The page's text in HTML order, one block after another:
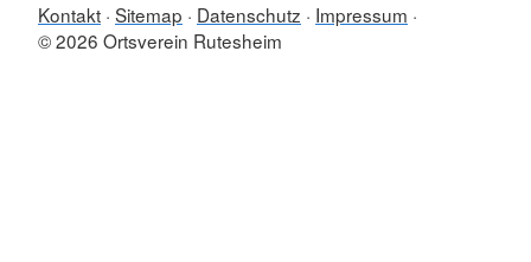
Kontakt Sitemap Datenschutz
Impressum
© 2026 Ortsverein Rutesheim